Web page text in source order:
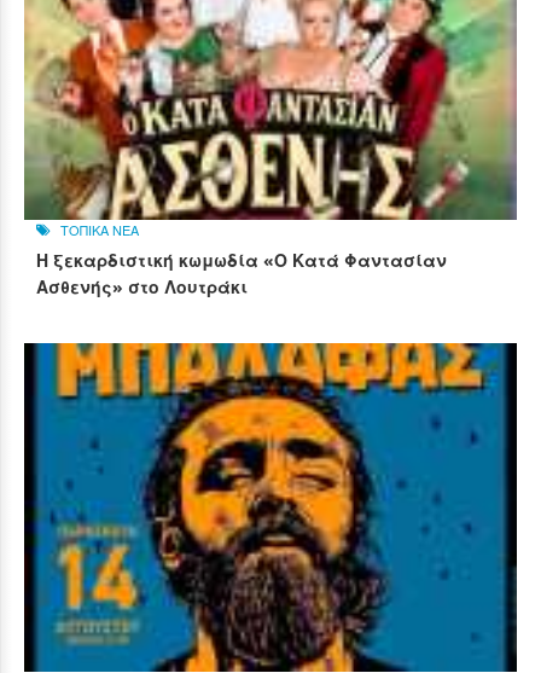
ΤΟΠΙΚΑ ΝΕΑ
Η ξεκαρδιστική κωμωδία «Ο Κατά Φαντασίαν
Ασθενής» στο Λουτράκι